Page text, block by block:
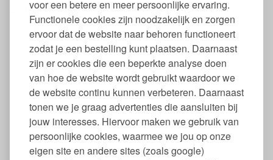
voor een betere en meer persoonlijke ervaring.
Functionele cookies zijn noodzakelijk en zorgen
ervoor dat de website naar behoren functioneert
zodat je een bestelling kunt plaatsen. Daarnaast
zijn er cookies die een beperkte analyse doen
van hoe de website wordt gebruikt waardoor we
de website continu kunnen verbeteren. Daarnaast
tonen we je graag advertenties die aansluiten bij
jouw interesses. Hiervoor maken we gebruik van
persoonlijke cookies, waarmee we jou op onze
eigen site en andere sites (zoals google)
Eigenschappen bestek van Bambu
Bestek set bestaande uit lepel, vork en mes
Lengte: 18,5 cm
Gemaakt van 100% FSC®-gecertificeerd bamboe
Vrij van hormoonverstorende en andere schadelijke stoffen
zoals BPA, BPS, schadelijke weekmakers (incl. ftalaten),
formaldehyde, PVC en zware metalen
Glad afgewerkt
Lichtgewicht 30 gr
Niet geschikt voor in de vaatwasser, ook niet weken in een
sopje
Niet geschikt voor in de magnetron